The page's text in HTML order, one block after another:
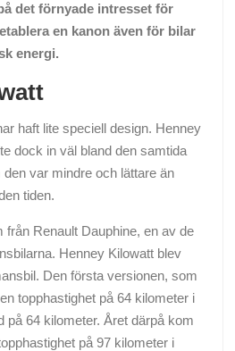
det förnyade intresset för
en kanon även för bilar
energi.
haft lite speciell design. Henney
dock in väl bland den samtida
var mindre och lättare än
tiden.
från Renault Dauphine, en av de
Henney Kilowatt blev
Den första versionen, som
topphastighet på 64 kilometer i
på 64 kilometer. Året därpå kom
på 97 kilometer i